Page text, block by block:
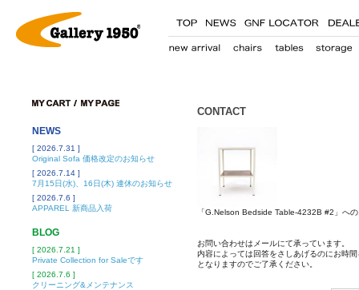
NEWS
[ 2026.7.31 ]
Original Sofa 価格改定のお知らせ
[ 2026.7.14 ]
7月15日(水)、16日(木) 連休のお知らせ
[ 2026.7.6 ]
APPAREL 新商品入荷
BLOG
[ 2026.7.21 ]
Private Collection for Saleです
[ 2026.7.6 ]
クリーニング&メンテナンス
CONTACT
「G.Nelson Bedside Table-4232B #2」へ
お問い合わせはメールにて承っています。
内容によっては回答をさしあげるのにお時
となりますのでご了承ください。